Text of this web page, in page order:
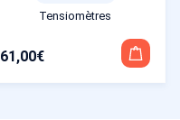
Tensiomètres
61,00€